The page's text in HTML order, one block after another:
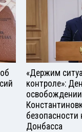
«Держим
контроле»:
освобождении
безопасности
Донбасса